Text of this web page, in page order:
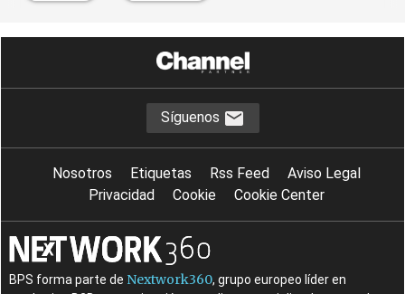
Síguenos
Nosotros Etiquetas Rss Feed
Aviso Legal
Privacidad
Cookie Cookie Center
BPS forma parte de Nextwork360, grupo europeo líder en